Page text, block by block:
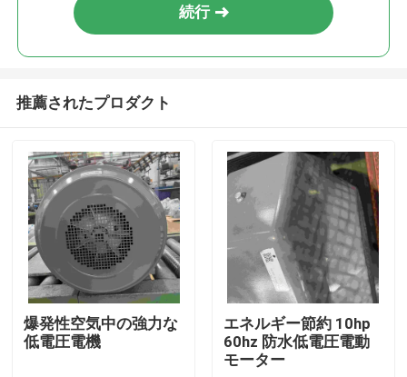
続行
推薦されたプロダクト
爆発性空気中の強力な
低電圧電機
エネルギー節約 10hp
60hz 防水低電圧電動
モーター